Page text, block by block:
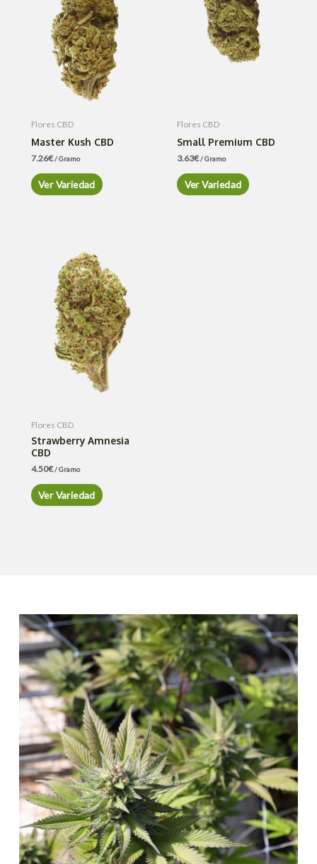
Flores CBD
Master Kush CBD
7.26€/ Gramo
Ver Variedad
Flores CBD
Small Premium CBD
3.63€/ Gramo
Ver Variedad
Flores CBD
Strawberry Amnesia
CBD
4.50€/ Gramo
Ver Variedad